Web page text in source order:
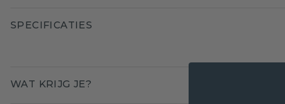
SPECIFICATIES
WAT KRIJG JE?